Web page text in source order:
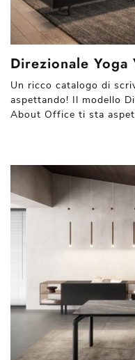
Direzionale Yoga
Un ricco catalogo di
aspettando! Il modello
About Office ti sta